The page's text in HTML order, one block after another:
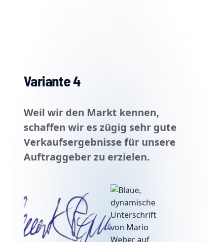
Variante 4
Weil wir den Markt kennen,
schaffen wir es zügig sehr gute
Verkaufsergebnisse für unsere
Auftraggeber zu erzielen.